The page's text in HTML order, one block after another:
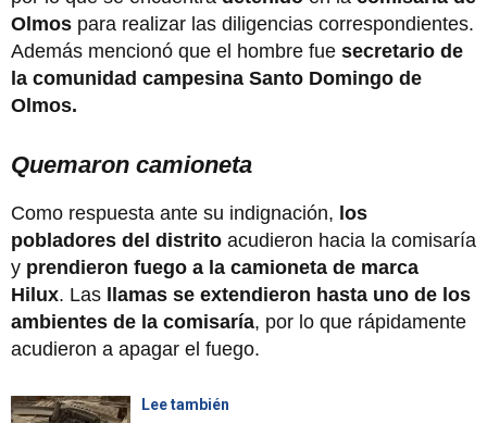
Olmos para realizar las diligencias correspondientes.
Además mencionó que el hombre fue secretario de
la comunidad campesina Santo Domingo de
Olmos.
Quemaron camioneta
Como respuesta ante su indignación, los
pobladores del distrito acudieron hacia la comisaría
y prendieron fuego a la camioneta de marca
Hilux. Las llamas se extendieron hasta uno de los
ambientes de la comisaría, por lo que rápidamente
acudieron a apagar el fuego.
Lee también